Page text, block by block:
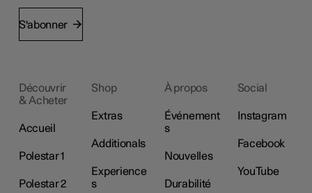
S'abonner
Découvrir
& Acheter
Accueil
Polestar 1
Polestar 2
Shop
Extras
Additionals
Experience
s
À propos
Événement
s
Nouvelles
Durabilité
Social
Instagram
Facebook
YouTube